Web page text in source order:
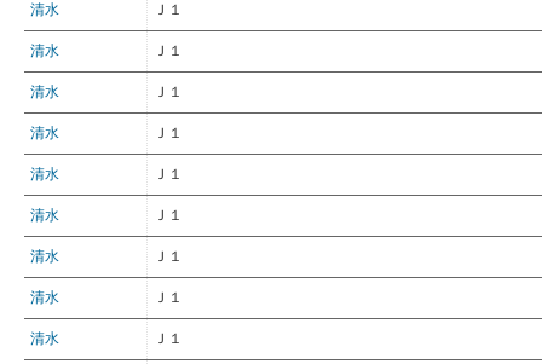
清水 Ｊ１
清水 Ｊ１
清水 Ｊ１
清水 Ｊ１
清水 Ｊ１
清水 Ｊ１
清水 Ｊ１
清水 Ｊ１
清水 Ｊ１